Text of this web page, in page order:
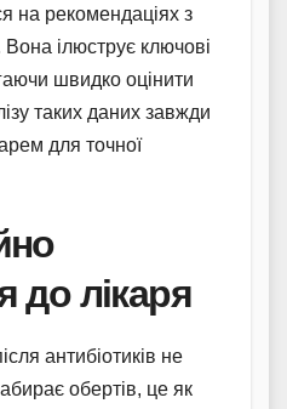
на рекомендаціях з
ілюструє ключові
швидко оцінити
таких даних завжди
для точної
до лікаря
антибіотиків не
обертів, це як